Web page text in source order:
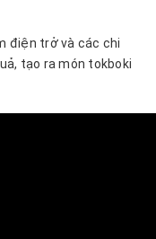
điện trở và các chi
tạo ra món tokboki